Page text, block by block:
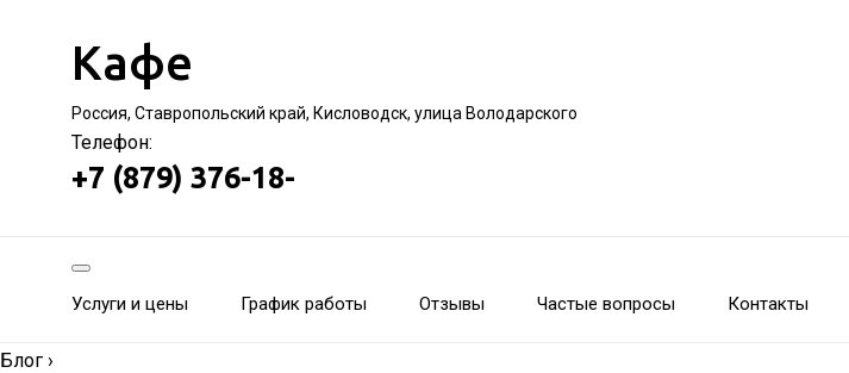
Кафе
Россия, Ставропольский край, Кисловодск, улица Володарского
Телефон:
+7 (879) 376-18-
Услуги и цены График работы Отзывы Частые вопросы Контакты
Блог ›